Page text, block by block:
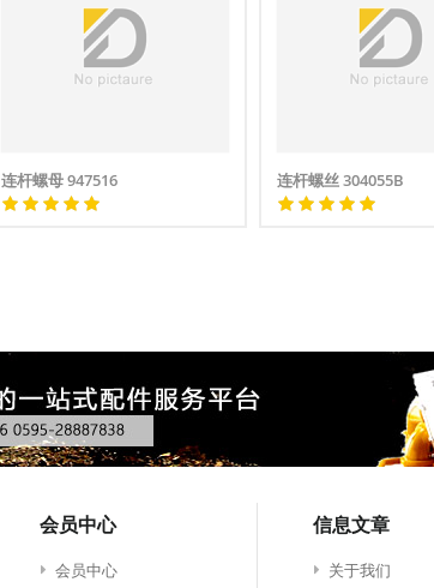
连杆螺母 947516 连杆螺丝 304055B
会员中心
会员中心
信息文章
关于我们